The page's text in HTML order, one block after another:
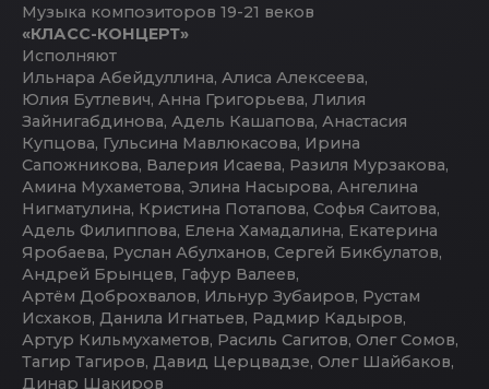
Музыка композиторов 19-21 веков
«КЛАСС-КОНЦЕРТ»
Исполняют
Ильнара Абейдуллина, Алиса Алексеева,
Юлия Бутлевич, Анна Григорьева, Лилия
Зайнигабдинова, Адель Кашапова, Анастасия
Купцова, Гульсина Мавлюкасова, Ирина
Сапожникова, Валерия Исаева, Разиля Мурзакова,
Амина Мухаметова, Элина Насырова, Ангелина
Нигматулина, Кристина Потапова, Софья Саитова,
Адель Филиппова, Елена Хамадалина, Екатерина
Яробаева, Руслан Абулханов, Сергей Бикбулатов,
Андрей Брынцев, Гафур Валеев,
Артём Доброхвалов, Ильнур Зубаиров, Рустам
Исхаков, Данила Игнатьев, Радмир Кадыров,
Артур Кильмухаметов, Расиль Сагитов, Олег Сомов,
Тагир Тагиров, Давид Церцвадзе, Олег Шайбаков,
Динар Шакиров